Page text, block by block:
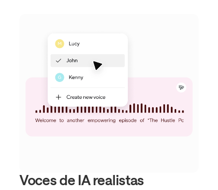
Voces de IA realistas